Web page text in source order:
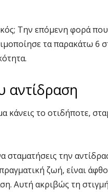
Την επόμενη φορά
τα παρακάτω 6
αντίδραση
κάνεις το οτιδήποτε,
σταματήσεις την
ζωή, είναι
Αυτή ακριβώς τη